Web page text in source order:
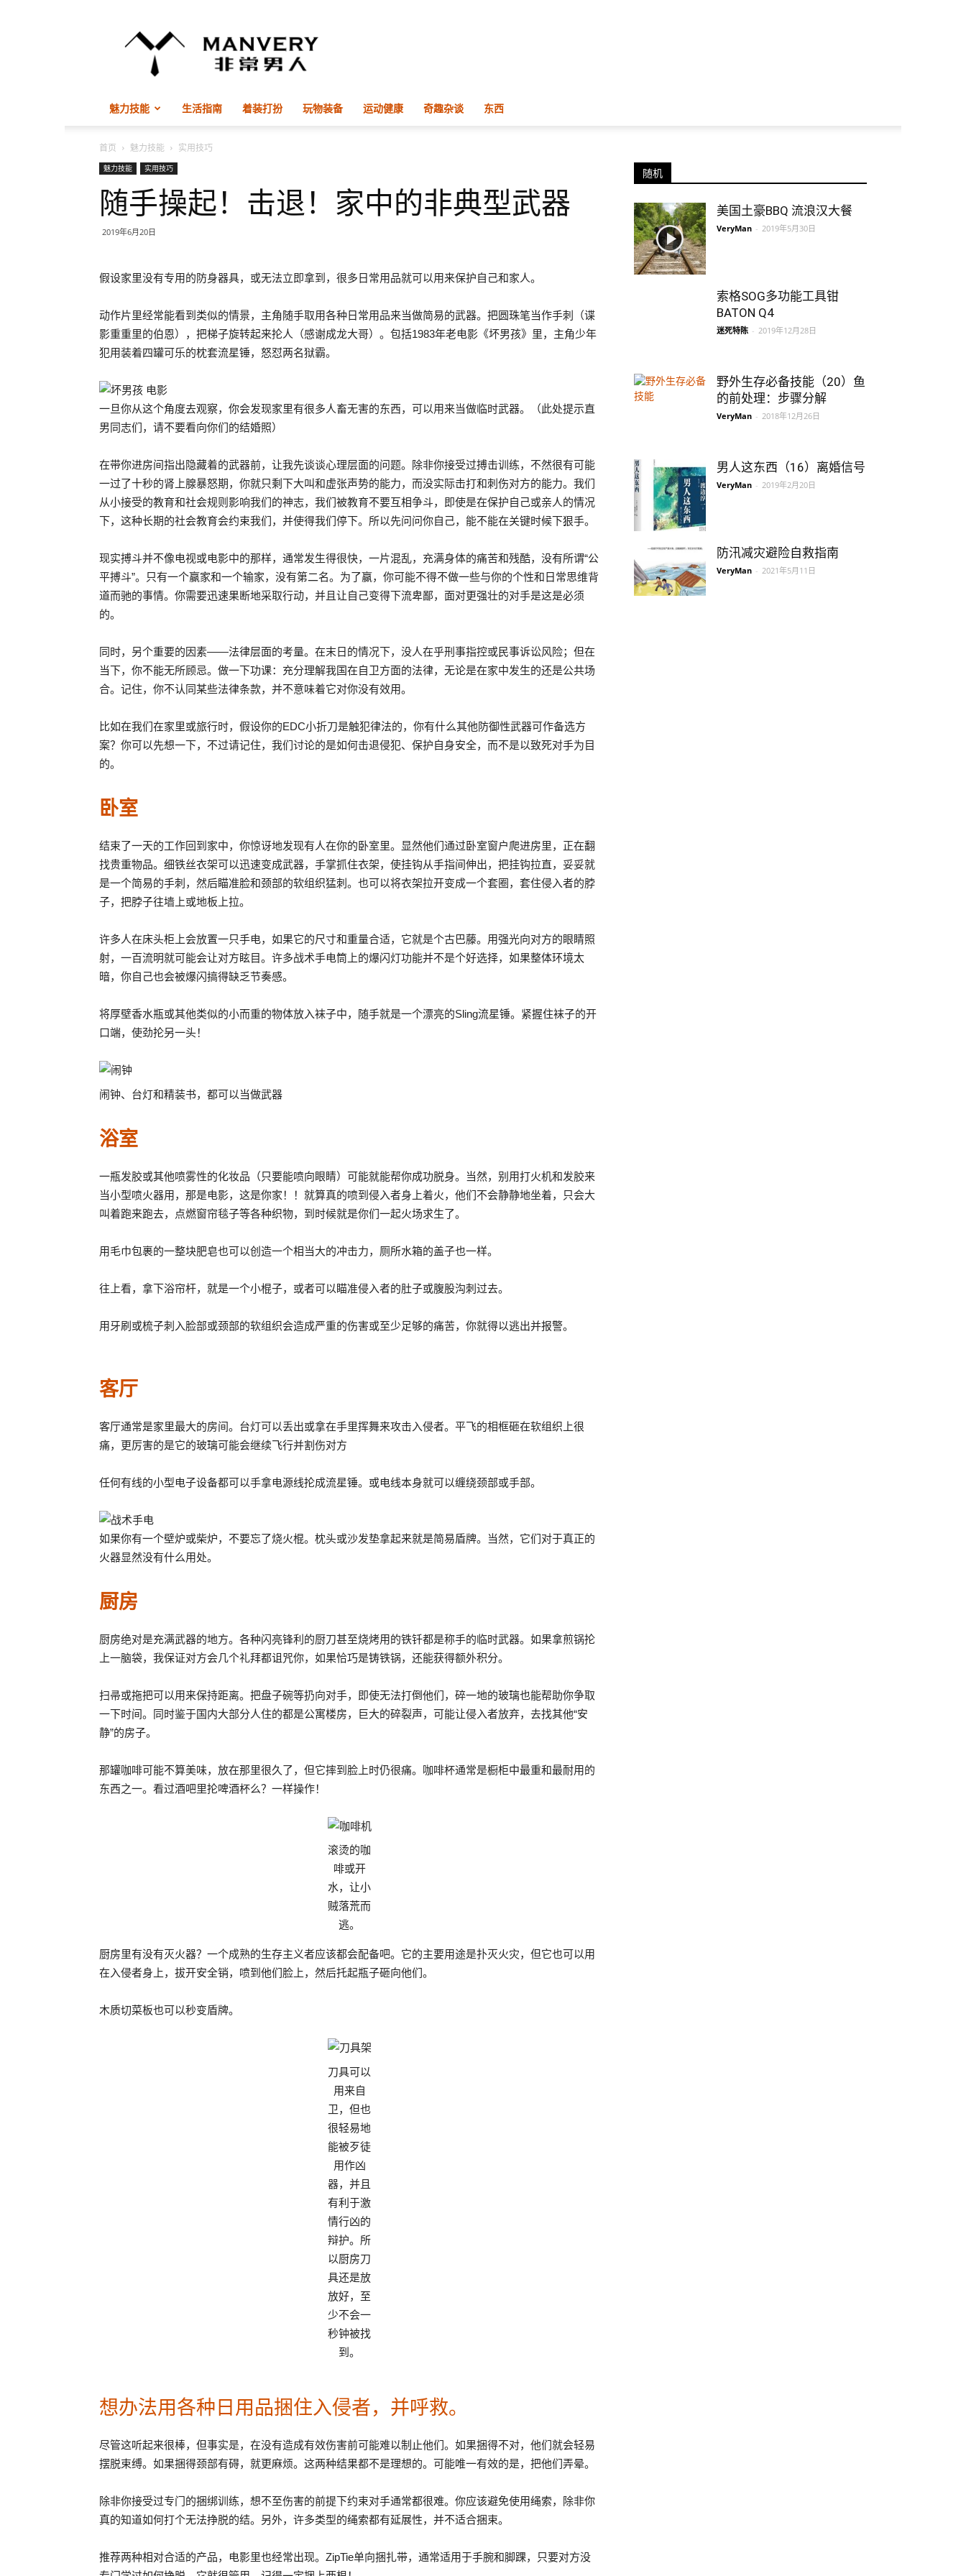
常
魅力技能
生活指南 着装打扮 玩物装备 运动健康 奇趣杂谈 东西
首页 魅力技能 实用技巧
魅力技能 实用技巧
随手操起！击退！家中的非典型武器
2019年6月20日
假设家里没有专用的防身器具，或无法立即拿到，很多日常用品就可以用来保护自己和家人。
动作片里经常能看到类似的情景，主角随手取用各种日常用品来当做简易的武器。把圆珠笔当作手刺（谍
影重重里的伯恩），把梯子旋转起来抡人（感谢成龙大哥）。包括1983年老电影《坏男孩》里，主角少年
犯用装着四罐可乐的枕套流星锤，怒怼两名狱霸。
一旦你从这个角度去观察，你会发现家里有很多人畜无害的东西，可以用来当做临时武器。（此处提示直
男同志们，请不要看向你们的结婚照）
在带你进房间指出隐藏着的武器前，让我先谈谈心理层面的问题。除非你接受过搏击训练，不然很有可能
一过了十秒的肾上腺暴怒期，你就只剩下大叫和虚张声势的能力，而没实际击打和刺伤对方的能力。我们
从小接受的教育和社会规则影响我们的神志，我们被教育不要互相争斗，即使是在保护自己或亲人的情况
下，这种长期的社会教育会约束我们，并使得我们停下。所以先问问你自己，能不能在关键时候下狠手。
现实搏斗并不像电视或电影中的那样，通常发生得很快，一片混乱，充满身体的痛苦和残酷，没有所谓“公
平搏斗”。只有一个赢家和一个输家，没有第二名。为了赢，你可能不得不做一些与你的个性和日常思维背
道而驰的事情。你需要迅速果断地采取行动，并且让自己变得下流卑鄙，面对更强壮的对手是这是必须
的。
同时，另个重要的因素——法律层面的考量。在末日的情况下，没人在乎刑事指控或民事诉讼风险；但在
当下，你不能无所顾忌。做一下功课：充分理解我国在自卫方面的法律，无论是在家中发生的还是公共场
合。记住，你不认同某些法律条款，并不意味着它对你没有效用。
比如在我们在家里或旅行时，假设你的EDC小折刀是触犯律法的，你有什么其他防御性武器可作备选方
案？你可以先想一下，不过请记住，我们讨论的是如何击退侵犯、保护自身安全，而不是以致死对手为目
的。
卧室
结束了一天的工作回到家中，你惊讶地发现有人在你的卧室里。显然他们通过卧室窗户爬进房里，正在翻
找贵重物品。细铁丝衣架可以迅速变成武器，手掌抓住衣架，使挂钩从手指间伸出，把挂钩拉直，妥妥就
是一个简易的手刺，然后瞄准脸和颈部的软组织猛刺。也可以将衣架拉开变成一个套圈，套住侵入者的脖
子，把脖子往墙上或地板上拉。
许多人在床头柜上会放置一只手电，如果它的尺寸和重量合适，它就是个古巴藤。用强光向对方的眼睛照
射，一百流明就可能会让对方眩目。许多战术手电筒上的爆闪灯功能并不是个好选择，如果整体环境太
暗，你自己也会被爆闪搞得缺乏节奏感。
将厚壁香水瓶或其他类似的小而重的物体放入袜子中，随手就是一个漂亮的Sling流星锤。紧握住袜子的开
口端，使劲抡另一头！
闹钟、台灯和精装书，都可以当做武器
浴室
一瓶发胶或其他喷雾性的化妆品（只要能喷向眼睛）可能就能帮你成功脱身。当然，别用打火机和发胶来
当小型喷火器用，那是电影，这是你家！！就算真的喷到侵入者身上着火，他们不会静静地坐着，只会大
叫着跑来跑去，点燃窗帘毯子等各种织物，到时候就是你们一起火场求生了。
用毛巾包裹的一整块肥皂也可以创造一个相当大的冲击力，厕所水箱的盖子也一样。
往上看，拿下浴帘杆，就是一个小棍子，或者可以瞄准侵入者的肚子或腹股沟刺过去。
用牙刷或梳子刺入脸部或颈部的软组织会造成严重的伤害或至少足够的痛苦，你就得以逃出并报警。
客厅
客厅通常是家里最大的房间。台灯可以丢出或拿在手里挥舞来攻击入侵者。平飞的相框砸在软组织上很
痛，更厉害的是它的玻璃可能会继续飞行并割伤对方
任何有线的小型电子设备都可以手拿电源线抡成流星锤。或电线本身就可以缠绕颈部或手部。
如果你有一个壁炉或柴炉，不要忘了烧火棍。枕头或沙发垫拿起来就是简易盾牌。当然，它们对于真正的
火器显然没有什么用处。
厨房
厨房绝对是充满武器的地方。各种闪亮锋利的厨刀甚至烧烤用的铁钎都是称手的临时武器。如果拿煎锅抡
上一脑袋，我保证对方会几个礼拜都诅咒你，如果恰巧是铸铁锅，还能获得额外积分。
扫帚或拖把可以用来保持距离。把盘子碗等扔向对手，即使无法打倒他们，碎一地的玻璃也能帮助你争取
一下时间。同时鉴于国内大部分人住的都是公寓楼房，巨大的碎裂声，可能让侵入者放弃，去找其他“安
静”的房子。
那罐咖啡可能不算美味，放在那里很久了，但它摔到脸上时仍很痛。咖啡杯通常是橱柜中最重和最耐用的
东西之一。看过酒吧里抡啤酒杯么？一样操作！
滚烫的咖
啡或开
水，让小
贼落荒而
逃。
厨房里有没有灭火器？一个成熟的生存主义者应该都会配备吧。它的主要用途是扑灭火灾，但它也可以用
在入侵者身上，拔开安全销，喷到他们脸上，然后托起瓶子砸向他们。
木质切菜板也可以秒变盾牌。
刀具可以
用来自
卫，但也
很轻易地
能被歹徒
用作凶
器，并且
有利于激
情行凶的
辩护。所
以厨房刀
具还是放
放好，至
少不会一
秒钟被找
到。
想办法用各种日用品捆住入侵者，并呼救。
尽管这听起来很棒，但事实是，在没有造成有效伤害前可能难以制止他们。如果捆得不对，他们就会轻易
摆脱束缚。如果捆得颈部有碍，就更麻烦。这两种结果都不是理想的。可能唯一有效的是，把他们弄晕。
除非你接受过专门的捆绑训练，想不至伤害的前提下约束对手通常都很难。你应该避免使用绳索，除非你
真的知道如何打个无法挣脱的结。另外，许多类型的绳索都有延展性，并不适合捆束。
推荐两种相对合适的产品，电影里也经常出现。ZipTie单向捆扎带，通常适用于手腕和脚踝，只要对方没
随机
美国土豪BBQ 流浪汉大餐
VeryMan - 2019年5月30日
索格SOG多功能工具钳
BATON Q4
迷死特陈 - 2019年12月28日
野外生存必备技能（20）鱼
的前处理：步骤分解
VeryMan - 2018年12月26日
男人这东西（16）离婚信号
VeryMan - 2019年2月20日
防汛减灾避险自救指南
VeryMan - 2021年5月11日